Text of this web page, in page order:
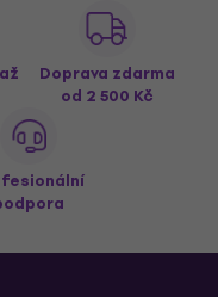
Doprava zdarma
od 2 500 Kč